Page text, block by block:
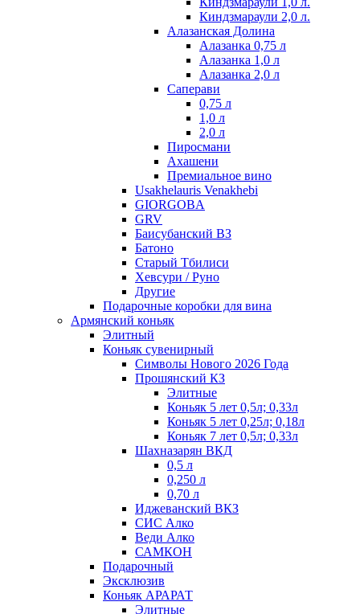
Киндзмараули 2,0 л.
Алазанская Долина
Алазанка 0,75 л
Алазанка 1,0 л
Алазанка 2,0 л
Саперави
0,75 л
1,0 л
2,0 л
Пиросмани
Ахашени
Премиальное вино
Usakhelauris Venakhebi
GIORGOBA
GRV
Баисубанский ВЗ
Батоно
Старый Тбилиси
Хевсури / Руно
Другие
Подарочные коробки для вина
Армянский коньяк
Элитный
Коньяк сувенирный
Символы Нового 2026 Года
Прошянский КЗ
Элитные
Коньяк 5 лет 0,5л; 0,33л
Коньяк 5 лет 0,25л; 0,18л
Коньяк 7 лет 0,5л; 0,33л
Шахназарян ВКД
0,5 л
0,250 л
0,70 л
Иджеванский ВКЗ
СИС Алко
Веди Алко
САМКОН
Подарочный
Эксклюзив
Коньяк АРАРАТ
Элитные